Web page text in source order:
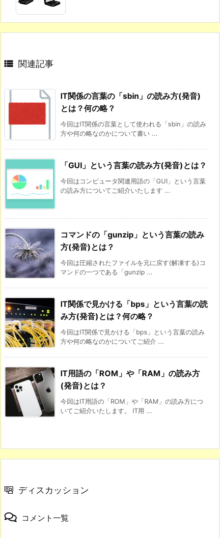
 関連記事
IT関係の言葉の「sbin」の読み方(発音)
とは？何の略？
今回はIT関係の言葉として使われる「sbin」の読み
方や何の略なのかについて書い ...
「GUI」という言葉の読み方(発音)とは？
今回はコンピュータ関連用語の「GUI」という言葉
の読み方についてご紹介いたします ...
コマンドの「gunzip」という言葉の読み
方(発音)とは？
今回は圧縮されたファイルを元に戻す(解凍する)コ
マンドの一つである「gunzip ...
IT関係で見かける「bps」という言葉の読
み方(発音)とは？何の略？
今回はIT関係で見かける「bps」という言葉の読み
方や何の略なのかについてご紹介 ...
IT用語の「ROM」や「RAM」の読み方
(発音)とは？
今回はIT用語の「ROM」や「RAM」の読み方につ
いてご紹介いたします。 IT用 ...
ディスカッション
コメント一覧